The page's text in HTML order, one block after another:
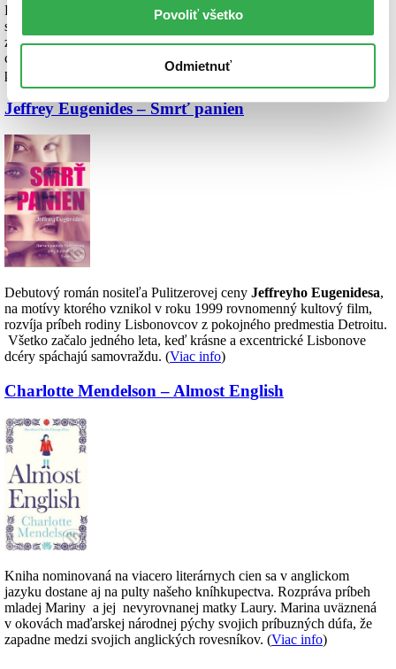
Povoliť všetko
Odmietnuť
Fikcia známeho francúzskeho autora rozpráva príbeh náhodnej
skupiny ľudí, ktorí zázrakom prežili výbuch atómovej bomby. Ako si
zachránení usporiadajú život na zničenej zemi bez vymožeností
civilizácie? Román je štúdiou ľudských charakterov a varovaním
pred zneužitím vedy. (
Viac info)
Jeffrey Eugenides – Smrť panien
Debutový román nositeľa Pulitzerovej ceny Jeffreyho Eugenidesa,
na motívy ktorého vznikol v roku 1999 rovnomenný kultový film,
rozvíja príbeh rodiny Lisbonovcov z pokojného predmestia Detroitu.
Všetko začalo jedného leta, keď krásne a excentrické Lisbonove
dcéry spáchajú samovraždu. (Viac info)
Charlotte Mendelson – Almost English
Kniha nominovaná na viacero literárnych cien sa v anglickom
jazyku dostane aj na pulty našeho kníhkupectva. Rozpráva príbeh
mladej Mariny a jej nevyrovnanej matky Laury. Marina uväznená
v okovách maďarskej národnej pýchy svojich príbuzných dúfa, že
zapadne medzi svojich anglických rovesníkov. (Viac info)